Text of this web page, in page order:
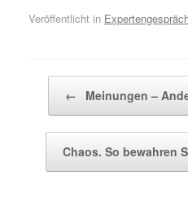
Veröffentlicht in
← Meinungen –
Chaos. So bewahren